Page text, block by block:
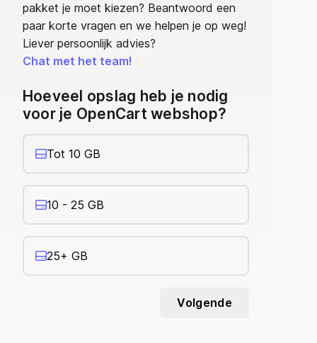
pakket je moet kiezen? Beantwoord een
paar korte vragen en we helpen je op weg!
Liever persoonlijk advies?
Chat met het team!
Hoeveel opslag heb je nodig
voor je OpenCart webshop?
Tot 10 GB
10 - 25 GB
25+ GB
Volgende